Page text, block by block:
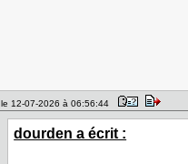
12-07-2026 à 06:56:44
dourden a écrit :